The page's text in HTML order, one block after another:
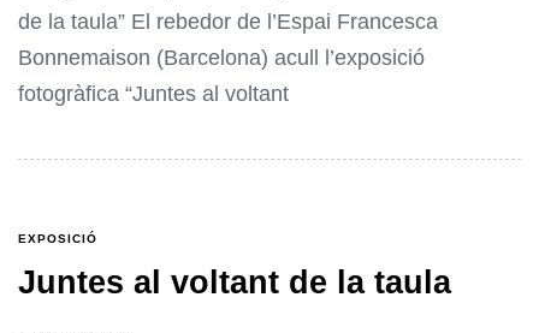
de la taula” El rebedor de l’Espai Francesca
Bonnemaison (Barcelona) acull l’exposició
fotogràfica “Juntes al voltant
EXPOSICIÓ
Juntes al voltant de la taula